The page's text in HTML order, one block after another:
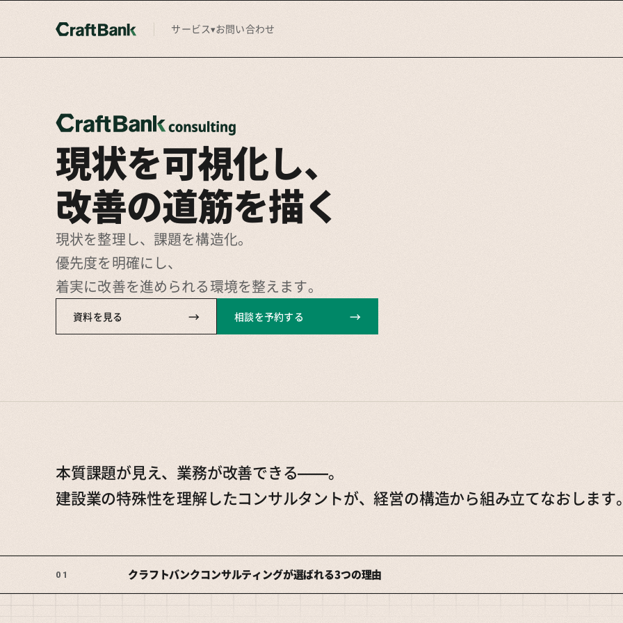
サービス▾お問い合わせ
現状を可視化し、
改善の道筋を描く
現状を整理し、課題を構造化。
優先度を明確にし、
着実に改善を進められる環境を整えます。
資料を見る → 相談を予約する →
本質課題が見え、業務が改善できる——。
建設業の特殊性を理解したコンサルタントが、経営の構造から組み立てなおします
01 クラフトバンクコンサルティングが選ばれる3つの理由